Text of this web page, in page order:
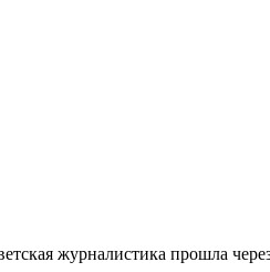
журналистика прошла